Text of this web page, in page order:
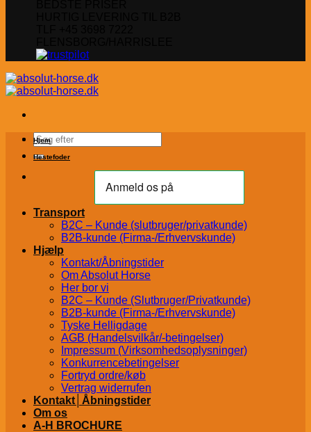
Søg
efter:
Transport
B2C – Kunde (slutbruger/privatkunde)
B2B-kunde (Firma-/Erhvervskunde)
Hjælp
Kontakt/Åbningstider
Om Absolut Horse
Her bor vi
B2C – Kunde (Slutbruger/Privatkunde)
B2B-kunde (Firma-/Erhvervskunde)
Tyske Helligdage
AGB (Handelsvilkår/-betingelser)
Impressum (Virksomhedsoplysninger)
Konkurrencebetingelser
Fortryd ordre/køb
Vertrag widerrufen
Kontakt│Åbningstider
Om os
A-H BROCHURE
Hjem
Hestefoder